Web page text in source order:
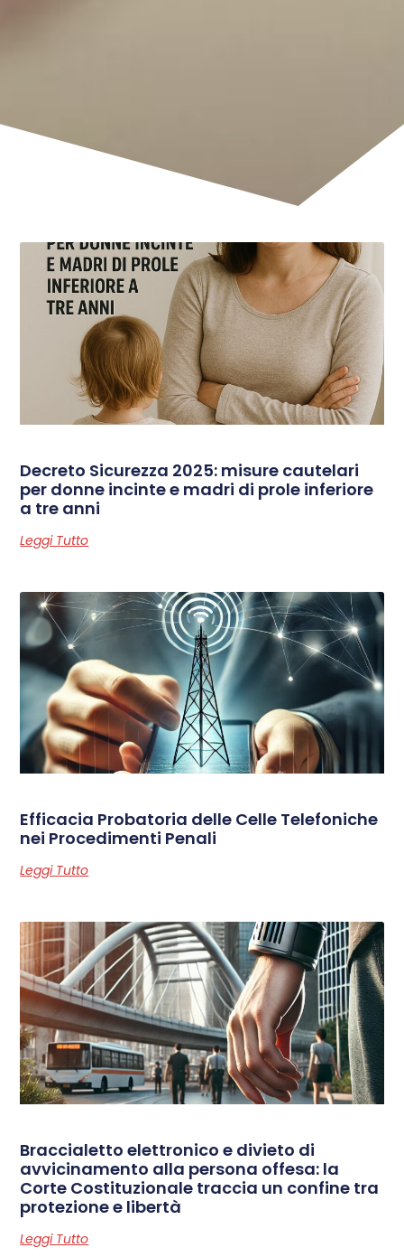
Decreto Sicurezza 2025: misure cautelari
per donne incinte e madri di prole inferiore
a tre anni
Leggi Tutto
Efficacia Probatoria delle Celle Telefoniche
nei Procedimenti Penali
Leggi Tutto
Braccialetto elettronico e divieto di
avvicinamento alla persona offesa: la
Corte Costituzionale traccia un confine tra
protezione e libertà
Leggi Tutto